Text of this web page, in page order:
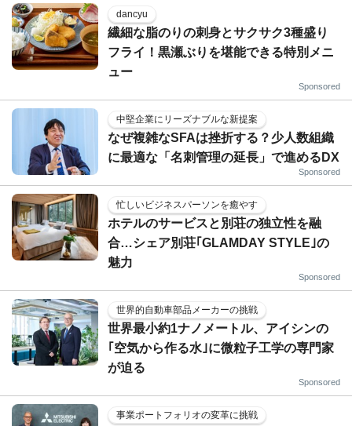
dancyu
繊細な脂のりの刺身とサクサク3種盛り
フライ！黒瀬ぶりを堪能できる特別メニ
ュー
Sponsored
中堅企業にリーズナブルな新提案
なぜ複雑なSFAは挫折する？少人数組織
に最適な「名刺管理の延長」で進めるDX
Sponsored
忙しいビジネスパーソンを癒やす
ホテルのサービスと別荘の独立性を融
合…シェア別荘｢GLAMDAY STYLE｣の
魅力
Sponsored
世界的自動車部品メーカーの挑戦
世界最小約1ナノメートル、アイシンの
｢空気から作る水｣に微粒子工学の専門家
が迫る
Sponsored
事業ポートフォリオの変革に挑戦